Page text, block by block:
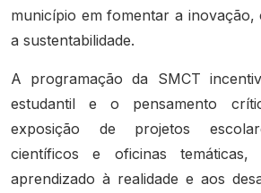
município em fomentar a
a sustentabilidade.
A programação da SMCT
estudantil e o pensamento
exposição de projetos
científicos e oficinas
aprendizado à realidade e aos